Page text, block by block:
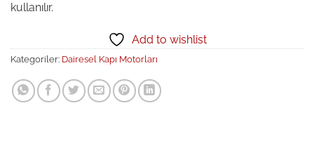
kullanılır.
Add to wishlist
Kategoriler: Dairesel Kapı Motorları